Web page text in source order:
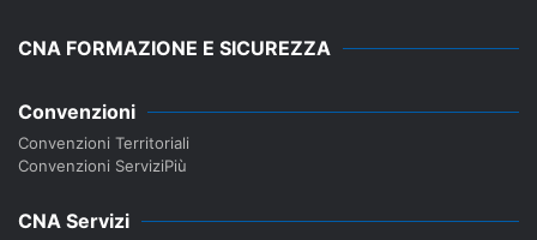
CNA FORMAZIONE E SICUREZZA
Convenzioni
Convenzioni Territoriali
Convenzioni ServiziPiù
CNA Servizi